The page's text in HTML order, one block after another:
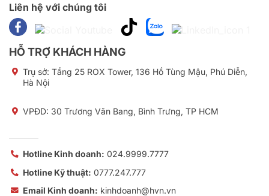
Liên hệ với chúng tôi
HỖ TRỢ KHÁCH HÀNG
Trụ sở: Tầng 25 ROX Tower, 136 Hồ Tùng Mậu, Phú Diễn,
Hà Nội
VPĐD: 30 Trương Văn Bang, Bình Trưng, TP HCM
Hotline Kinh doanh: 024.9999.7777
Hotline Kỹ thuật: 0777.247.777
Email Kinh doanh: kinhdoanh@hvn.vn